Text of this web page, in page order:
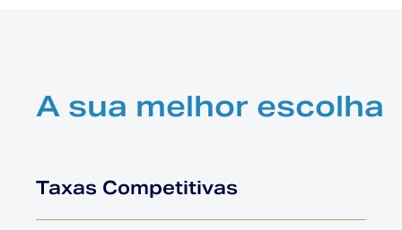
A sua melhor escolha
Taxas Competitivas